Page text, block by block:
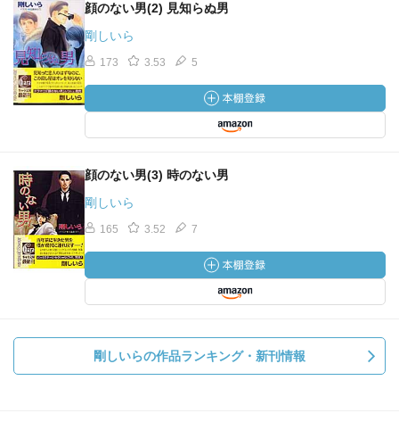
顔のない男(2) 見知らぬ男
剛しいら
173 3.53 5
顔のない男(3) 時のない男
剛しいら
165 3.52 7
剛しいらの作品ランキング・新刊情報